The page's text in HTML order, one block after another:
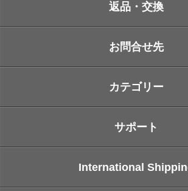
返品・交換
お問合せ先
カテゴリー
サポート
International